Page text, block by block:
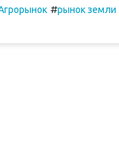
#рынок земли